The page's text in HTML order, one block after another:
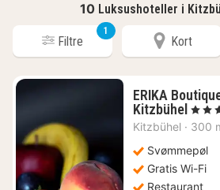
10 Luksushoteller i
Filtre
1
Kort
ERIKA
Kitzbühel 1
nat
1502
kr.
, 4
Kitzbühel · 300
Svømmepøl
Gratis Wi-Fi
Restaurant